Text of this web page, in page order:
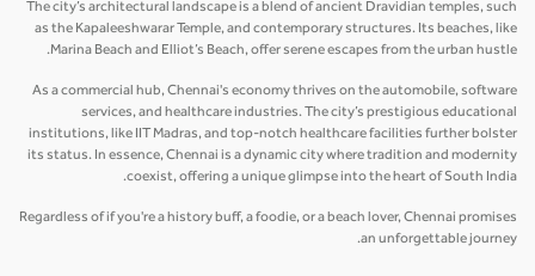
The city’s architectural landscape is a blend of ancient Dravidian temples, such
as the Kapaleeshwarar Temple, and contemporary structures. Its beaches, like
Marina Beach and Elliot’s Beach, offer serene escapes from the urban hustle.
As a commercial hub, Chennai's economy thrives on the automobile, software
services, and healthcare industries. The city’s prestigious educational
institutions, like IIT Madras, and top-notch healthcare facilities further bolster
its status. In essence, Chennai is a dynamic city where tradition and modernity
coexist, offering a unique glimpse into the heart of South India.
Regardless of if you're a history buff, a foodie, or a beach lover, Chennai promises
an unforgettable journey.